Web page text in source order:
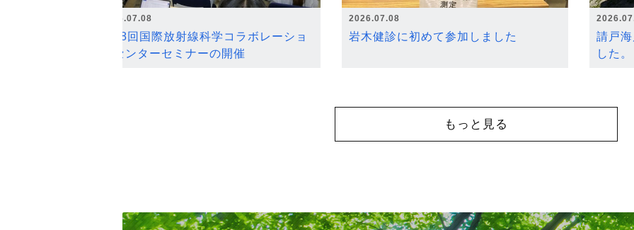
2026.07.08
第18回国際放射線科学コラボレーショ
ンセンターセミナーの開催
2026.07.08
岩木健診に初めて参加しました
請戸
した。
もっと見る